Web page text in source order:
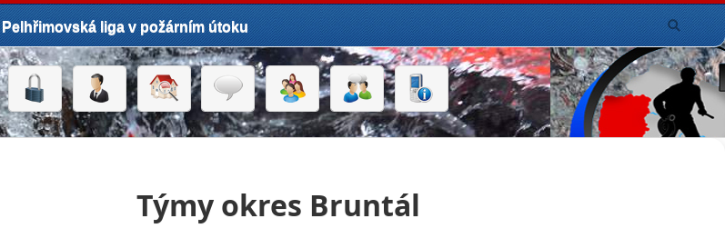
Pelhřimovská liga v požárním útoku
Týmy okres Bruntál